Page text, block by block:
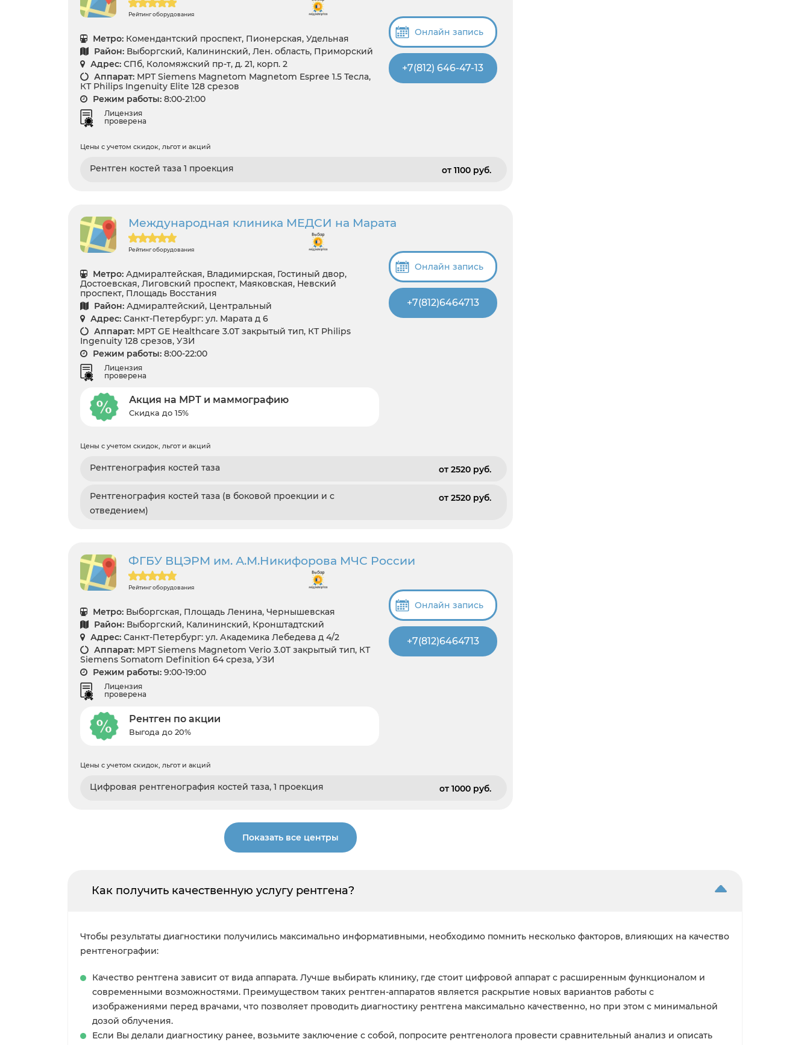
Рейтинг оборудования
Метро: Комендантский проспект, Пионерская, Удельная
Район: Выборгский, Калининский, Лен. область, Приморский
Адрес: СПб, Коломяжский пр-т, д. 21, корп. 2
Аппарат: МРТ Siemens Magnetom Magnetom Espree 1.5 Тесла,
КТ Philips Ingenuity Elite 128 срезов
Режим работы: 8:00-21:00
Лицензия
проверена
Онлайн запись
+7(812) 646-47-13
Цены с учетом скидок, льгот и акций
Рентген костей таза 1 проекция от 1100 pуб.
Международная клиника MЕДСИ на Марата
Рейтинг оборудования
Метро: Адмиралтейская, Владимирская, Гостиный двор,
Достоевская, Лиговский проспект, Маяковская, Невский
проспект, Площадь Восстания
Район: Адмиралтейский, Центральный
Адрес: Санкт-Петербург: ул. Марата д 6
Аппарат: МРТ GЕ Healthcare 3.0T закрытый тип, КТ Philips
Ingenuity 128 срезов, УЗИ
Режим работы: 8:00-22:00
Лицензия
проверена
Акция на МРТ и маммографию
Скидка до 15%
Онлайн запись
+7(812)6464713
Цены с учетом скидок, льгот и акций
Рентгенография костей таза от 2520 pуб.
Рентгенография костей таза (в боковой проекции и с
отведением)
от 2520 pуб.
ФГБУ ВЦЭРМ им. А.М.Никифорова МЧС России
Рейтинг оборудования
Метро: Выборгская, Площадь Ленина, Чернышевская
Район: Выборгский, Калининский, Кронштадтский
Адрес: Санкт-Петербург: ул. Академика Лебедева д 4/2
Аппарат: МРТ Siemens Magnetom Verio 3.0T закрытый тип, КТ
Siemens Somatom Definition 64 среза, УЗИ
Режим работы: 9:00-19:00
Лицензия
проверена
Рентген по акции
Выгода до 20%
Онлайн запись
+7(812)6464713
Цены с учетом скидок, льгот и акций
Цифровая рентгенография костей таза, 1 проекция от 1000 pуб.
Показать все центры
Как получить качественную услугу рентгена?
Чтобы результаты диагностики получились максимально информативными, необходимо помнить несколько факторов, влияющих на качество
рентгенографии:
Качество рентгена зависит от вида аппарата. Лучше выбирать клинику, где стоит цифровой аппарат с расширенным функционалом и
современными возможностями. Преимуществом таких рентген-аппаратов является раскрытие новых вариантов работы с
изображениями перед врачами, что позволяет проводить диагностику рентгена максимально качественно, но при этом с минимальной
дозой облучения.
Если Вы делали диагностику ранее, возьмите заключение с собой, попросите рентгенолога провести сравнительный анализ и описать